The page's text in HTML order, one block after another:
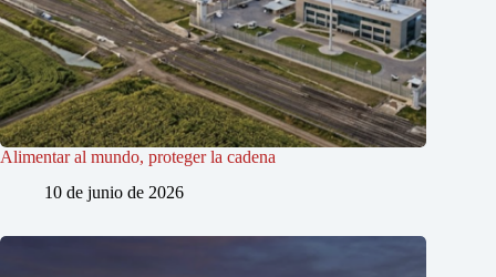
Alimentar al mundo, proteger la cadena
10 de junio de 2026